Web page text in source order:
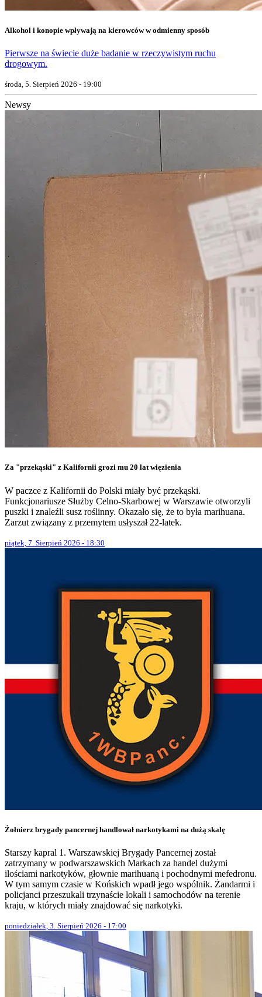
Alkohol i konopie wpływają na kierowców w odmienny sposób
Pierwsze na świecie duże badanie w rzeczywistym ruchu
drogowym.
środa, 5. Sierpień 2026 - 19:00
Newsy
Za "przekąski" z Kalifornii grozi mu 20 lat więzienia
W paczce z Kalifornii do Polski miały być przekąski.
Funkcjonariusze Służby Celno-Skarbowej w Warszawie otworzyli
puszki i znaleźli susz roślinny. Okazało się, że to była marihuana.
Zarzut związany z przemytem usłyszał 22-latek.
piątek, 7. Sierpień 2026 - 18:30
Żołnierz brygady pancernej handlował narkotykami na dużą skalę
Starszy kapral 1. Warszawskiej Brygady Pancernej został
zatrzymany w podwarszawskich Markach za handel dużymi
ilościami narkotyków, głownie marihuaną i pochodnymi mefedronu.
W tym samym czasie w Końskich wpadł jego wspólnik. Żandarmi i
policjanci przeszukali trzynaście lokali i samochodów na terenie
kraju, w których miały znajdować się narkotyki.
poniedziałek, 3. Sierpień 2026 - 17:00